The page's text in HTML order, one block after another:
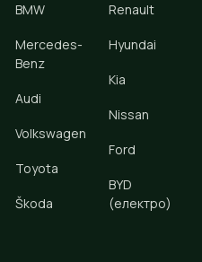
BMW
Mercedes-
Benz
Audi
Volkswagen
Toyota
Škoda
Renault
Hyundai
Kia
Nissan
Ford
BYD
(електро)